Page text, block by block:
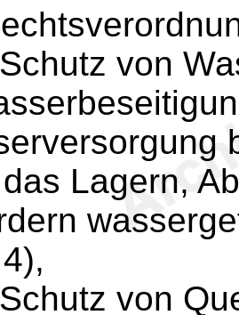
von
Lagern,
von